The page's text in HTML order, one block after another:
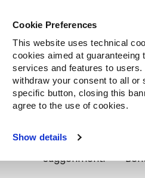
Cookie Preferences
This website uses technical
cookies aimed at
services and features to
withdraw your consent to all
specific button, closing this
agree to the use of cookies.
Show details
Prodotti
Suggerimenti